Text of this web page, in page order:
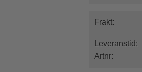
Frakt:
Leveranstid:
Artnr: